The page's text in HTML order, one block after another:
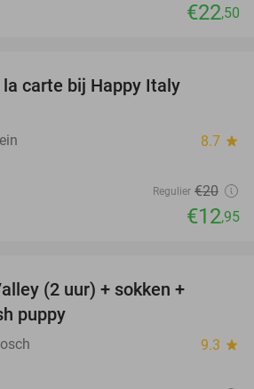
€22,50
carte bij Happy Italy
8.7 star
Regulier €20
€12,95
(2 uur) + sokken +
puppy
9.3 star